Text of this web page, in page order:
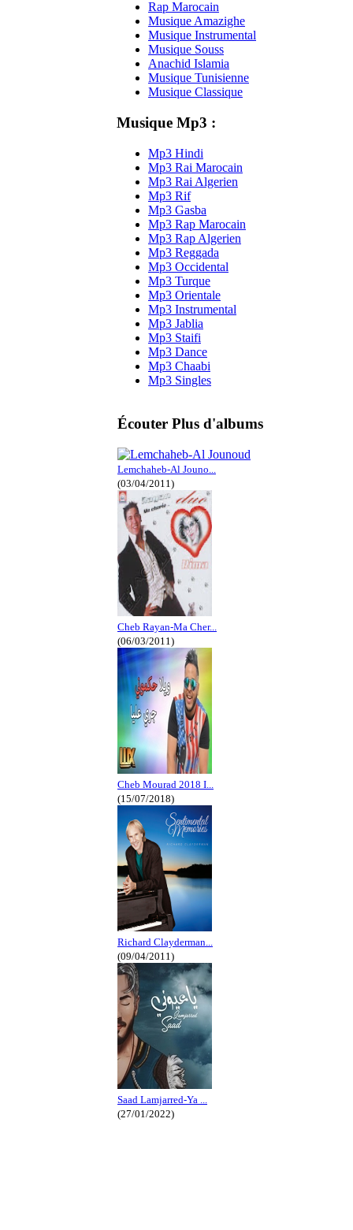
Rap Marocain
Musique Amazighe
Musique Instrumental
Musique Souss
Anachid Islamia
Musique Tunisienne
Musique Classique
Musique Mp3 :
Mp3 Hindi
Mp3 Rai Marocain
Mp3 Rai Algerien
Mp3 Rif
Mp3 Gasba
Mp3 Rap Marocain
Mp3 Rap Algerien
Mp3 Reggada
Mp3 Occidental
Mp3 Turque
Mp3 Orientale
Mp3 Instrumental
Mp3 Jablia
Mp3 Staifi
Mp3 Dance
Mp3 Chaabi
Mp3 Singles
Écouter Plus d'albums
Lemchaheb-Al Jouno...
(03/04/2011)
Cheb Rayan-Ma Cher...
(06/03/2011)
Cheb Mourad 2018 I...
(15/07/2018)
Richard Clayderman...
(09/04/2011)
Saad Lamjarred-Ya ...
(27/01/2022)